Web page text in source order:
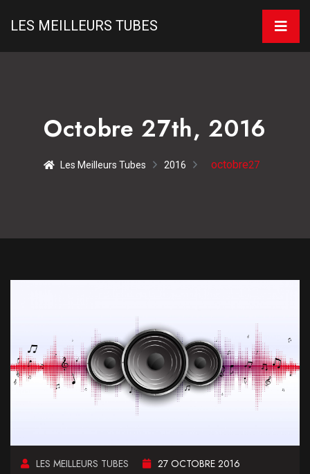
LES MEILLEURS TUBES
Octobre 27th, 2016
Les Meilleurs Tubes 2016 octobre27
LES MEILLEURS TUBES
27 OCTOBRE 2016